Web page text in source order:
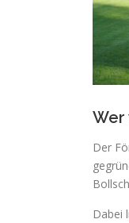
Wer
Der
Dabei